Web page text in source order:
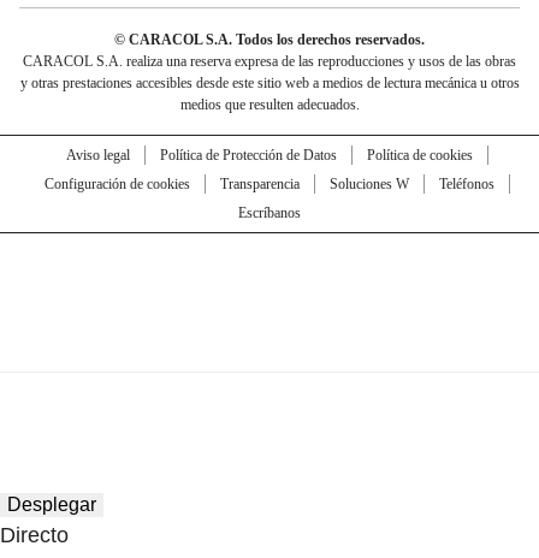
© CARACOL S.A. Todos los derechos reservados.
CARACOL S.A. realiza una reserva expresa de las reproducciones y usos de las obras
y otras prestaciones accesibles desde este sitio web a medios de lectura mecánica u otros
medios que resulten adecuados.
Aviso legal Política de Protección de Datos
Política de cookies
Configuración de cookies
Transparencia Soluciones W
Teléfonos
Escríbanos
Desplegar
Directo